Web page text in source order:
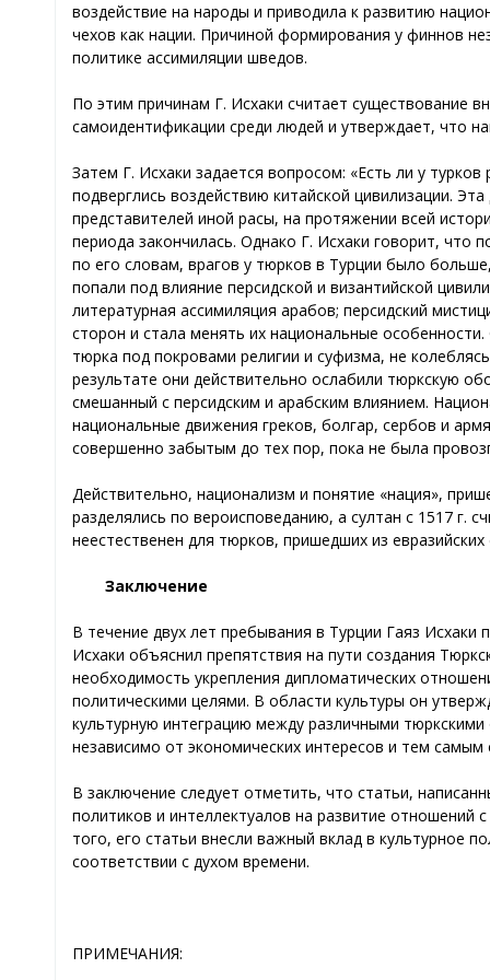
воздействие на народы и приводила к развитию
чехов как нации. Причиной формирования у финнов
политике ассимиляции шведов.
По этим причинам Г. Иcхаки считает существование
самоидентификации среди людей и утверждает, что
Затем Г. Иcхаки задается вопросом: «Есть ли у
подверглись воздействию китайской цивилизации.
представителей иной расы, на протяжении всей
периода закончилась. Однако Г. Иcхаки говорит,
по его словам, врагов у тюрков в Турции было
попали под влияние персидской и византийской
литературная ассимиляция арабов; персидский
сторон и стала менять их национальные
тюрка под покровами религии и суфизма, не
результате они действительно ослабили тюркскую
смешанный с персидским и арабским влиянием.
национальные движения греков, болгар, сербов и
совершенно забытым до тех пор, пока не была
Действительно, национализм и понятие «нация»,
разделялись по вероисповеданию, а султан с 1517 г.
неестественен для тюрков, пришедших из евразийских
Заключение
В течение двух лет пребывания в Турции Гаяз
Иcхаки объяснил препятствия на пути создания
необходимость укрепления дипломатических
политическими целями. В области культуры он
культурную интеграцию между различными
независимо от экономических интересов и тем
В заключение следует отметить, что статьи,
политиков и интеллектуалов на развитие отношений
того, его статьи внесли важный вклад в культурное
соответствии с духом времени.
ПРИМЕЧАНИЯ: